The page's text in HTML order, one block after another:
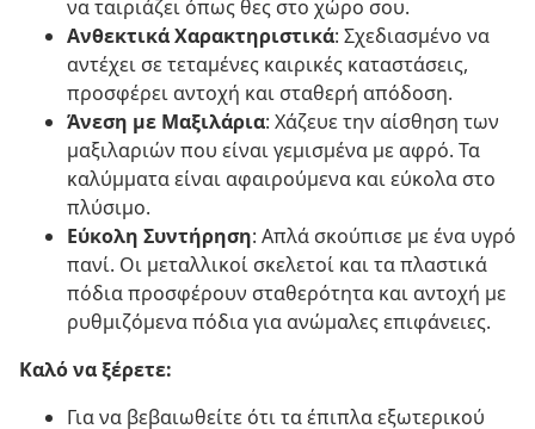
να ταιριάζει όπως θες στο χώρο σου.
Ανθεκτικά Χαρακτηριστικά: Σχεδιασμένο να
αντέχει σε τεταμένες καιρικές καταστάσεις,
προσφέρει αντοχή και σταθερή απόδοση.
Άνεση με Μαξιλάρια: Χάζευε την αίσθηση των
μαξιλαριών που είναι γεμισμένα με αφρό. Τα
καλύμματα είναι αφαιρούμενα και εύκολα στο
πλύσιμο.
Εύκολη Συντήρηση: Απλά σκούπισε με ένα υγρό
πανί. Οι μεταλλικοί σκελετοί και τα πλαστικά
πόδια προσφέρουν σταθερότητα και αντοχή με
ρυθμιζόμενα πόδια για ανώμαλες επιφάνειες.
Καλό να ξέρετε:
Για να βεβαιωθείτε ότι τα έπιπλα εξωτερικού